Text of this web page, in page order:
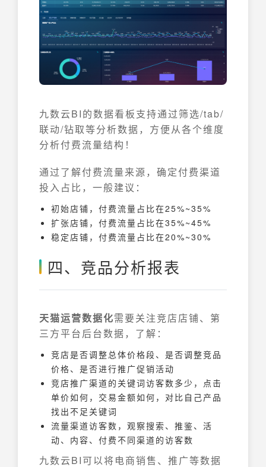
九数云BI的数据看板支持通过筛选/tab/
联动/钻取等分析数据，方便从各个维度
分析付费流量结构！
通过了解付费流量来源，确定付费渠道
投入占比，一般建议：
初始店铺，付费流量占比在25%~35%
扩张店铺，付费流量占比在35%~45%
稳定店铺，付费流量占比在20%~30%
四、 竞品分析报表
天猫运营数据化需要关注竞店店铺、第
三方平台后台数据，了解：
竞店是否调整总体价格段、是否调整竞品
价格、是否进行推广促销活动
竞店推广渠道的关键词访客数多少，点击
单价如何，交易金额如何，对比自己产品
找出不足关键词
流量渠道访客数，观察搜索、推鉴、活
动、内容、付费不同渠道的访客数
九数云BI可以将电商销售、推广等数据